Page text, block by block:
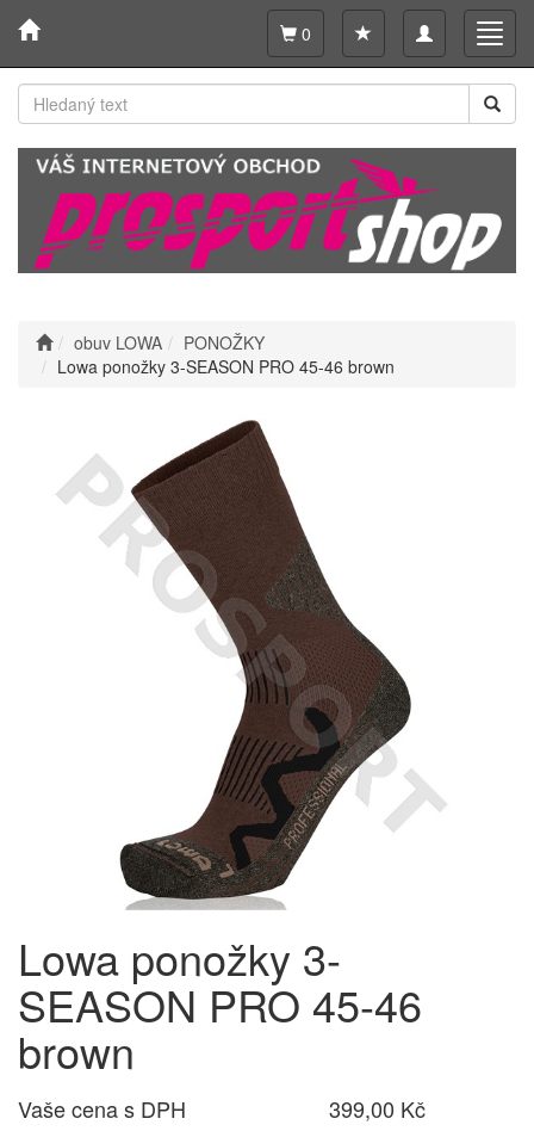
Toggle
navigation
0
obuv LOWA
PONOŽKY
Lowa ponožky 3-SEASON PRO 45-46 brown
Lowa ponožky 3-
SEASON PRO 45-46
brown
Vaše cena s DPH
399,00 Kč